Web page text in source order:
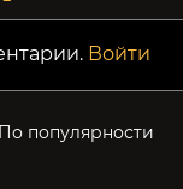
Войти
По популярности